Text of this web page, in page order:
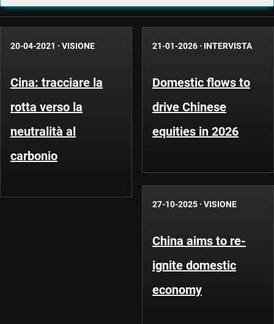
20-04-2021 · VISIONE
Cina: tracciare la
rotta verso la
neutralità al
carbonio
21-01-2026 · INTERVISTA
Domestic flows to
drive Chinese
equities in 2026
27-10-2025 · VISIONE
China aims to re-
ignite domestic
economy